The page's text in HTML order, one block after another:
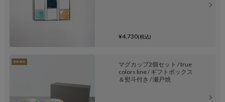
¥4,730(税込)
マグカップ2個セット / true
colors line / ギフトボックス
＆熨斗付き / 瀬戸焼